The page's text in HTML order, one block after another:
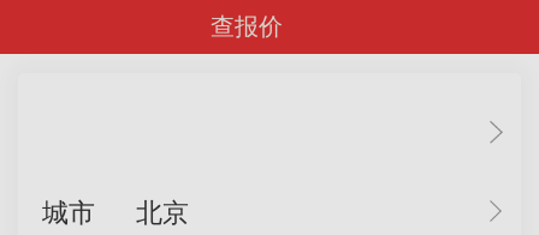
查报价
城市 北京